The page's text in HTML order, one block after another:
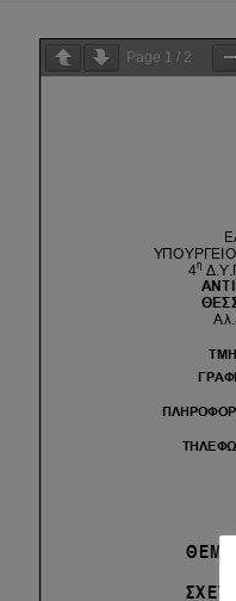
Page 1 / 2